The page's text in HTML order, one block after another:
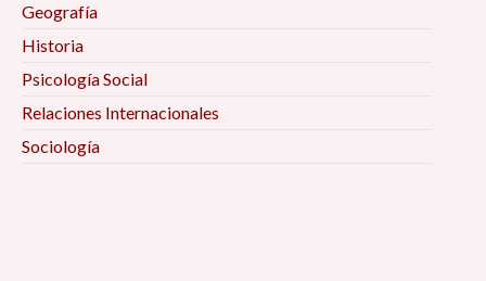
Geografía
Historia
Psicología Social
Relaciones Internacionales
Sociología